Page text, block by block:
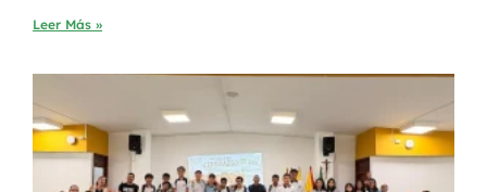
Leer Más »